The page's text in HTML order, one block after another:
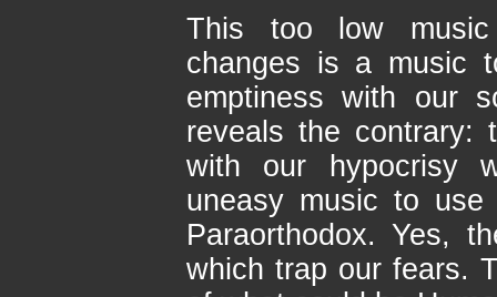
This too low
changes is a music
emptiness with our
reveals the contrary:
with our hypocrisy
uneasy music to use
Paraorthodox. Yes,
which trap our fears.